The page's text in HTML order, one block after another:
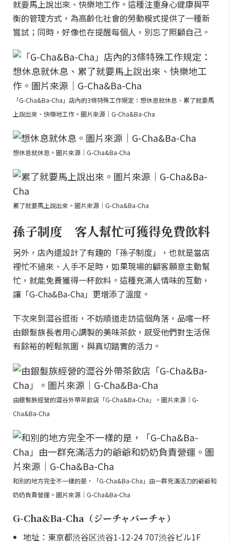
就要馬上說出來、快樂地工作。這種注重身心健康與平
衡的管理方式，為高齡化社會的勞動模式提供了一種新
嘗試；同時，好像也在提醒每個人，別忘了照顧自己。
「G-Cha&Ba-Cha」店內的3條特殊工作規定：想休息就休息、累了就要馬
上說出來、快樂地工作。圖片來源｜G-Cha&Ba-Cha
想休息就休息。圖片來源｜G-Cha&Ba-Cha
累了就要馬上說出來。圖片來源｜G-Cha&Ba-Cha
孫子制度 客人幫忙可獲得免費飲料
另外，店內還設計了有趣的「孫子制度」，也就是當店
裡忙不過來、人手不足時，如果現場的顧客願意主動幫
忙，就能免費獲得一杯飲料。這種充滿人情味的互動，
讓「G-Cha&Ba-Cha」更增添了溫度。
下次來到澀谷逛街，不妨順道走訪這個角落，品嚐一杯
由銀髮族長者用心調製的美味茶飲，感受他們對生活保
有餘裕的輕鬆氛圍，與真切踏實的活力。
由銀髮族經營的澀谷外帶茶飲店「G-Cha&Ba-Cha」。圖片來源｜G-
Cha&Ba-Cha
和別的地方完全不一樣的是，「G-Cha&Ba-Cha」由一群充滿活力的爺爺和
奶奶負責營運。圖片來源｜G-Cha&Ba-Cha
G-Cha&Ba-Cha（ジーチャバーチャ）
地址：東京都渋谷区渋谷1-12-24 707渋谷ビル1F